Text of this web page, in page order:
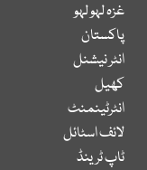
غزہ لہو لہو
پاکستان
انٹر نیشنل
کھیل
انٹرٹینمنٹ
لائف اسٹائل
ٹاپ ٹرینڈ